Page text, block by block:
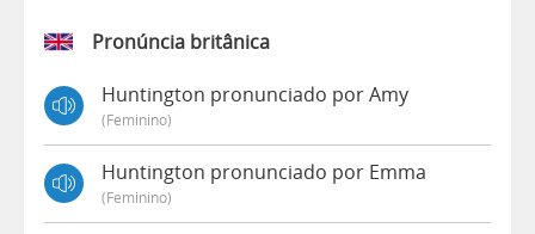
Pronúncia britânica
Huntington pronunciado por Amy
(feminino)
Huntington pronunciado por Emma
(feminino)